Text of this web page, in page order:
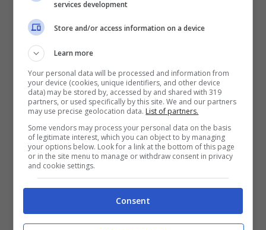
L’itinerario
services development
Store and/or access information on a device
Learn more
Your personal data will be processed and information from
your device (cookies, unique identifiers, and other device
data) may be stored by, accessed by and shared with 319
partners, or used specifically by this site. We and our partners
may use precise geolocation data. List of partners.
Some vendors may process your personal data on the basis
of legitimate interest, which you can object to by managing
your options below. Look for a link at the bottom of this page
or in the site menu to manage or withdraw consent in privacy
and cookie settings.
Consent